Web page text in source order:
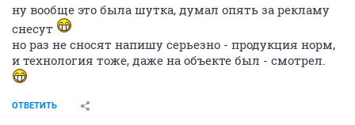
ну вообще это была шутка, думал опять за рекламу
снесут
но раз не сносят напишу серьезно - продукция норм,
и технология тоже, даже на объекте был - смотрел.
ОТВЕТИТЬ